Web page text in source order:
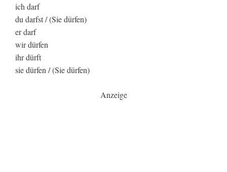
ich darf
du darfst / (Sie dürfen)
er darf
wir dürfen
ihr dürft
sie dürfen / (Sie dürfen)
Anzeige